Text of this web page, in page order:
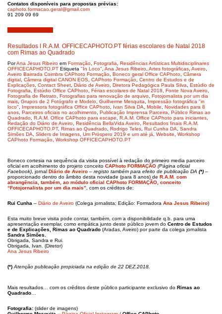
Contatos disponíveis para propostas prévias:
caphoto.formacao.geral@gmail. com
91 209 09 69
Resultados I R.A.M. OFFICECAPHOTO.PT férias escolares de Natal 2018
com Rimas ao Quadrado
PorAna Jesus Ribeiro em Formação Fotografia
Residências Artísticas Multidisciplinares
OFFICECAPHOTO.PT Etiqueta "In Loco" Ana Jesus Ribeiro Artes fotográficas Aveiro
Aveiro Bairrada Coimbra CAPhoto Formação Boneco geral Office CAPhoto Câmera
digital Câmera digital CANON EOS CAPhoto Formação Centro de Estudos e de
Explicações Contact Sheet Diário de Aveiro Diretora Pedagógica Paula Silva
Estúdio de
Fotografia
Estúdio Office CAPhoto Férias escolares de Natal 2018 Fonte Nova Aveiro
Fotografia de Retrato Fotografias para renovação de arquivo Fotojornalista por um dia
mais Grupos de 2 Fotógrafo e Modelo Guilherme Mesquita
Impressão fotográfica "in
loco"
Impressora fotográfica Office CAPhoto Ivan Silva DA Mobile
Novidades para 8
anos Parceiros oficiais no acolhimento Publicação Imprensa Parceira
Público Rimas ao
Quadrado R.A.M. Office CAPhoto para escape R.A.M. Office CAPhoto para iniciantes
Redação do Diário de Aveiro Residência BellaVida Aveiro Resultados finais R.A.M.
OFFICECAPHOTO.PT, Rimas ao Quadrado Rodrigo Teles Rui Cunha DA
Sandra
Simões DA
Sliders de Imagens Um Próspero 2019 e um até já Website
Workshop
CAPhoto Formação Workshop OFFICECAPHOTO.PT
Boneco cortesia na sequência da visita possível à redação do primeiro media parceiro
oficial em acolhimento do projeto conceito CAPhoto FORMAÇÃO (Página oficial
Facebook) , jornal Diário de Aveiro – registo também para efeito de publicação DA (*) –
proporcionado dentro do âmbito desta novidade (para 8 anos) de R.A.M. com
abrangência, também, ao módulo oficial CAPhoto FORMAÇÃO, conceito
“Fotojornalista por um dia mais” , com os créditos de:
Rui Cunha – Diário de Aveiro (Colega jornalista; Edição: Formadora Ana Jesus Ribeiro)
Esta muito breve visita pode contar, também, com a disponibilidade q.b. para uma
apresentação exemplar, como empática junto deste público jovem do Centro de Estudos
e de Explicações,
Rimas ao Quadrado (Aradas, Aveiro) por parte da colega jornalista
Sandra Simões.
Obrigada, Sandra e Rui.
Obrigada, Ivan. (Diretor)
Ana Jesus Ribeiro
(*) Atenção publicação propiciada na edição de 22 DEZ.2018.
Mais resultados… com os créditos deste público participante exclusivo do Rimas ao
Quadrado
Fotografia: (slider de imagens)